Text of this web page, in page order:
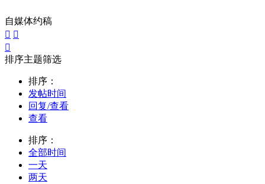
自媒体约稿
 

排序主题筛选
排序：
发帖时间
回复/查看
查看
排序：
全部时间
一天
两天